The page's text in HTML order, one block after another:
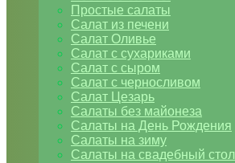
Простые салаты
Салат из печени
Салат Оливье
Салат с сухариками
Салат с сыром
Салат с черносливом
Салат Цезарь
Салаты без майонеза
Салаты на День Рождения
Салаты на зиму
Салаты на свадебный стол